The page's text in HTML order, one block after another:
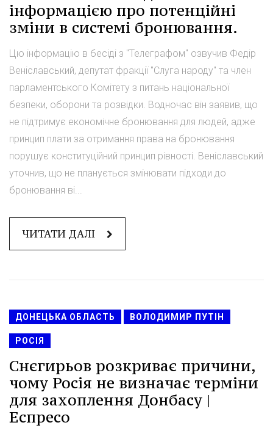
інформацією про потенційні
зміни в системі бронювання.
Цю інформацію в бесіді з "Телеграфом" озвучив Федір
Веніславський, депутат фракції "Слуга народу" та член
парламентського Комітету з питань національної
безпеки, оборони та розвідки. Водночас він заявив, що
не підтримує економічне бронювання для людей, адже
принцип плати за отримання права на бронювання
порушує конституційний принцип рівності. Веніславський
уточнив, що не планується змінювати підходи до
бронювання ві...
ЧИТАТИ ДАЛІ
ДОНЕЦЬКА ОБЛАСТЬ ВОЛОДИМИР ПУТІН
РОСІЯ
Снєгирьов розкриває причини,
чому Росія не визначає терміни
для захоплення Донбасу |
Еспресо